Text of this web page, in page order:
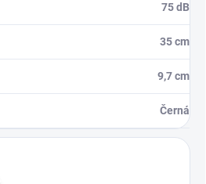
75 dB
35 cm
9,7 cm
Černá